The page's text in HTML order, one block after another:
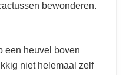
bewonderen.
een heuvel boven
niet helemaal zelf